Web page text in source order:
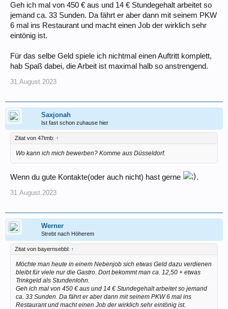
Geh ich mal von 450 € aus und 14 € Stundegehalt arbeitet so
jemand ca. 33 Sunden. Da fährt er aber dann mit seinem PKW
6 mal ins Restaurant und macht einen Job der wirklich sehr
eintönig ist.
Für das selbe Geld spiele ich nichtmal einen Auftritt komplett,
hab Spaß dabei, die Arbeit ist maximal halb so anstrengend.
31.August.2023
Saxjonah
Ist fast schon zuhause hier
Zitat von 47tmb: ↑
Wo kann ich mich bewerben? Komme aus Düsseldorf.
Wenn du gute Kontakte(oder auch nicht) hast gerne .
31.August.2023
Werner
Strebt nach Höherem
Zitat von bayernsebbl: ↑
Möchte man heute in einem Nebenjob sich etwas Geld dazu verdienen
bleibt für viele nur die Gastro. Dort bekommt man ca. 12,50 + etwas
Trinkgeld als Stundenlohn.
Geh ich mal von 450 € aus und 14 € Stundegehalt arbeitet so jemand
ca. 33 Sunden. Da fährt er aber dann mit seinem PKW 6 mal ins
Restaurant und macht einen Job der wirklich sehr eintönig ist.